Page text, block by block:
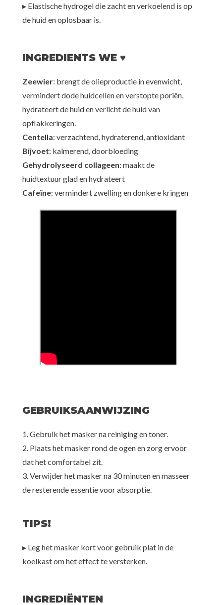
▸ Elastische hydrogel die zacht en verkoelend is op
de huid en oplosbaar is.
INGREDIENTS WE ♥
Zeewier: brengt de olieproductie in evenwicht,
vermindert dode huidcellen en verstopte poriën,
hydrateert de huid en verlicht de huid van
opflakkeringen.
Centella: verzachtend, hydraterend, antioxidant
Bijvoet: kalmerend, doorbloeding
Gehydrolyseerd collageen: maakt de
huidtextuur glad en hydrateert
Cafeïne: vermindert zwelling en donkere kringen
GEBRUIKSAANWIJZING
1. Gebruik het masker na reiniging en toner.
2. Plaats het masker rond de ogen en zorg ervoor
dat het comfortabel zit.
3. Verwijder het masker na 30 minuten en masseer
de resterende essentie voor absorptie.
TIPS!
▸ Leg het masker kort voor gebruik plat in de
koelkast om het effect te versterken.
INGREDIËNTEN